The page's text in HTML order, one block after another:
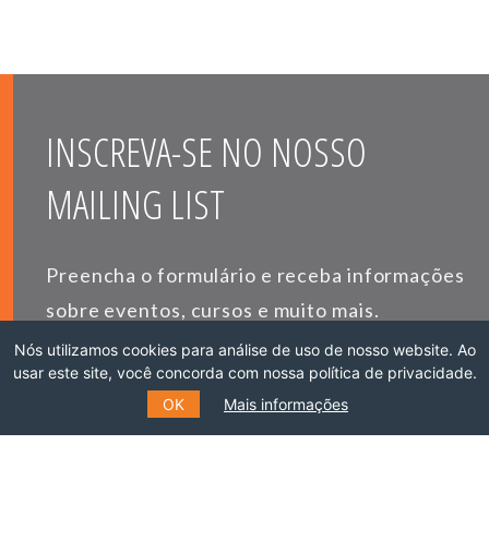
INSCREVA-SE NO NOSSO
MAILING LIST
Preencha o formulário e receba informações
sobre eventos, cursos e muito mais.
E-MAIL *
Nós utilizamos cookies para análise de uso de nosso website. Ao
usar este site, você concorda com nossa política de privacidade.
OK
Mais informações